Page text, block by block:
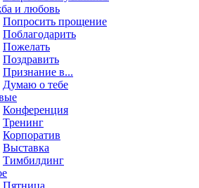
и любовь
Попросить прощение
Поблагодарить
Пожелать
Поздравить
Признание в...
Думаю о тебе
Конференция
Тренинг
Корпоратив
Выставка
Тимбилдинг
Пятница